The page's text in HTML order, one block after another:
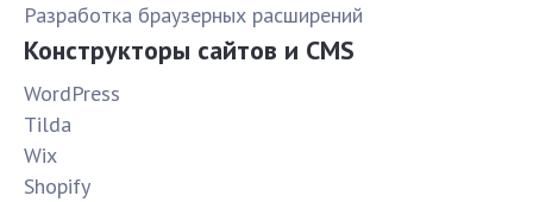
Разработка браузерных расширений
Конструкторы сайтов и CMS
WordPress
Tilda
Wix
Shopify